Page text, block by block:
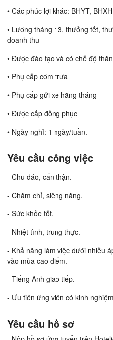
• Các phúc lợi khác: BHYT,
• Lương tháng 13, thưởng tết,
doanh thu
• Được đào tạo và có chế độ
• Phụ cấp cơm trưa
• Phụ cấp gửi xe hằng tháng
• Được cấp đồng phục
• Ngày nghỉ: 1 ngày/tuần.
Yêu cầu công việc
- Chu đáo, cẩn thận.
- Chăm chỉ, siêng năng.
- Sức khỏe tốt.
- Nhiệt tình, trung thực.
- Khả năng làm việc dưới nhiều
vào mùa cao điểm.
- Tiếng Anh giao tiếp.
- Ưu tiên ứng viên có kinh
Yêu cầu hồ sơ